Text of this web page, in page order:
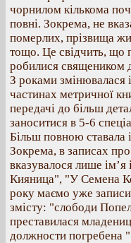
чорнилом кількома
повні. Зокрема, не
померлих, прізвища
тощо. Це свідчить, що
робилися священиком
З роками змінювалася
частинах метричної
передачі до більш
заноситися в 5-6
Більш повною ставала
Зокрема, в записах
вказувалося лише
Кияница", "У Семена
року маємо уже
змісту: "слободи
преставилася
должности погребена